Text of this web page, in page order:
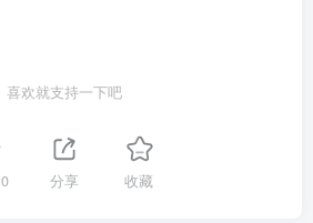
喜欢就支持一下吧
0 分享 收藏